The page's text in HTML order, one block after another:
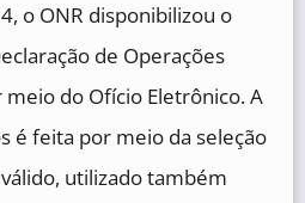
o ONR disponibilizou o
de Operações
do Ofício Eletrônico. A
é feita por meio da seleção
utilizado também